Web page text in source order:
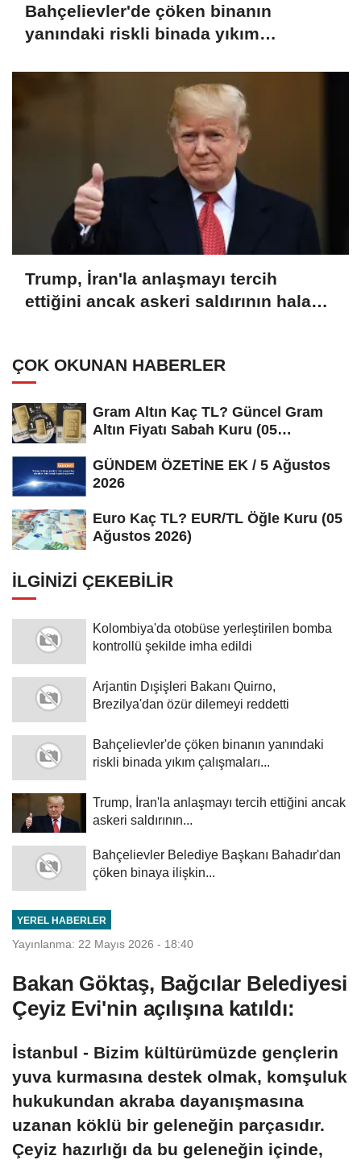
Bahçelievler'de çöken binanın
yanındaki riskli binada yıkım
Trump, İran'la anlaşmayı tercih
ettiğini ancak askeri saldırının hala
ÇOK OKUNAN HABERLER
Gram Altın Kaç TL? Güncel Gram
Altın Fiyatı Sabah Kuru (05
GÜNDEM ÖZETİNE EK / 5 Ağustos
2026
Euro Kaç TL? EUR/TL Öğle Kuru (05
Ağustos 2026)
İLGINIZI ÇEKEBILIR
Kolombiya'da otobüse yerleştirilen bomba
kontrollü şekilde imha edildi
Arjantin Dışişleri Bakanı Quirno,
Brezilya'dan özür dilemeyi reddetti
Bahçelievler'de çöken binanın yanındaki
riskli binada yıkım çalışmaları...
Trump, İran'la anlaşmayı tercih ettiğini ancak
askeri saldırının...
Bahçelievler Belediye Başkanı Bahadır'dan
çöken binaya ilişkin...
YEREL HABERLER
Yayınlanma: 22 Mayıs 2026 - 18:40
Bakan Göktaş, Bağcılar Belediyesi
Çeyiz Evi'nin açılışına katıldı:
İstanbul - Bizim kültürümüzde gençlerin
yuva kurmasına destek olmak, komşuluk
hukukundan akraba dayanışmasına
uzanan köklü bir geleneğin parçasıdır.
Çeyiz hazırlığı da bu geleneğin içinde,